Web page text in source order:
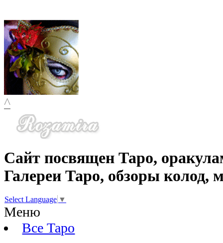
^
Сайт посвящен Таро,
Галереи Таро, обзоры колод,
Select Language ▼
Меню
Все Таро